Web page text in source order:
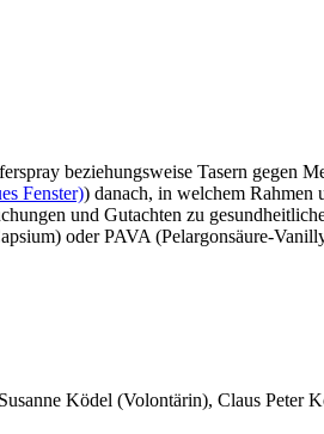
beziehungsweise Tasern gegen
Fenster)) danach, in welchem Rahmen
und Gutachten zu
oder PAVA (Pelargonsäure-
Susanne Ködel (Volontärin), Claus Peter